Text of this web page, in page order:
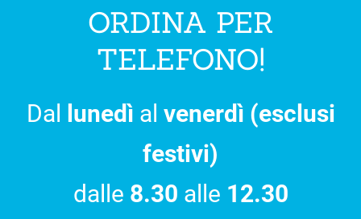
ORDINA PER
TELEFONO!
Dal lunedì al venerdì (esclusi
festivi)
dalle 8.30 alle 12.30